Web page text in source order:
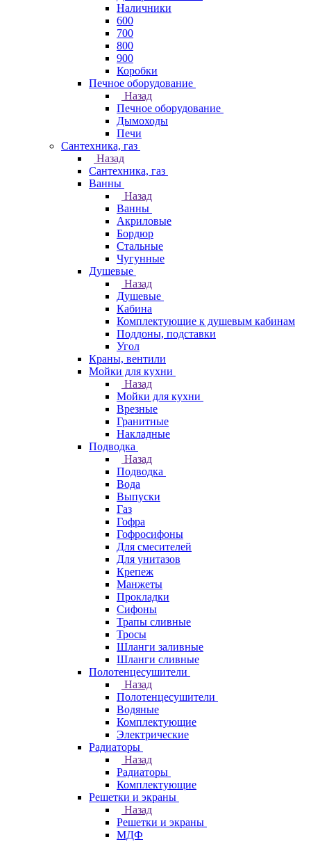
Наличники
600
700
800
900
Коробки
Печное оборудование
Назад
Печное оборудование
Дымоходы
Печи
Сантехника, газ
Назад
Сантехника, газ
Ванны
Назад
Ванны
Акриловые
Бордюр
Стальные
Чугунные
Душевые
Назад
Душевые
Кабина
Комплектующие к душевым кабинам
Поддоны, подставки
Угол
Краны, вентили
Мойки для кухни
Назад
Мойки для кухни
Врезные
Гранитные
Накладные
Подводка
Назад
Подводка
Вода
Выпуски
Газ
Гофра
Гофросифоны
Для смесителей
Для унитазов
Крепеж
Манжеты
Прокладки
Сифоны
Трапы сливные
Тросы
Шланги заливные
Шланги сливные
Полотенцесушители
Назад
Полотенцесушители
Водяные
Комплектующие
Электрические
Радиаторы
Назад
Радиаторы
Комплектующие
Решетки и экраны
Назад
Решетки и экраны
МДФ